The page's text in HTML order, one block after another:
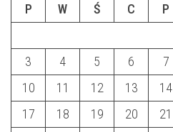
P
W Ś C P
3
4 5 6 7
10
11 12 13 14
17
18 19 20 21